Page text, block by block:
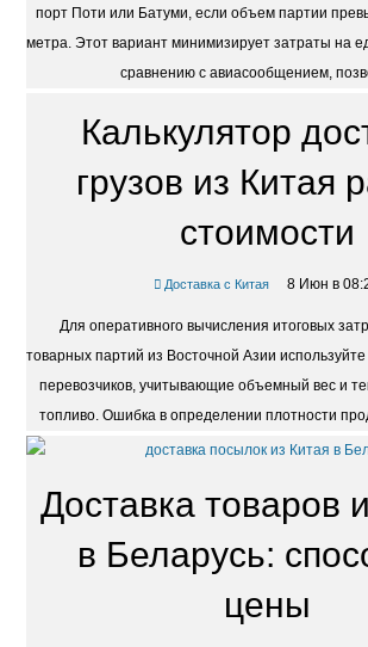
порт Поти или Батуми, если объем партии
метра. Этот вариант минимизирует затраты на
сравнению с авиасообщением,
Калькулятор
грузов из Китая
стоимости
Доставка с Китая 8 Июн в
Для оперативного вычисления итоговых
товарных партий из Восточной Азии
перевозчиков, учитывающие объемный вес и
топливо. Ошибка в определении плотности
Доставка товаров
в Беларусь:
цены